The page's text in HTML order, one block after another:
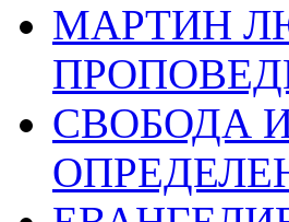
МАРТИН
СВОБОДА